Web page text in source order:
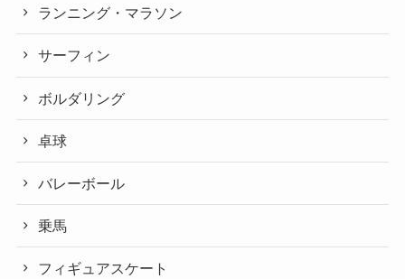
ランニング・マラソン
サーフィン
ボルダリング
卓球
バレーボール
乗馬
フィギュアスケート